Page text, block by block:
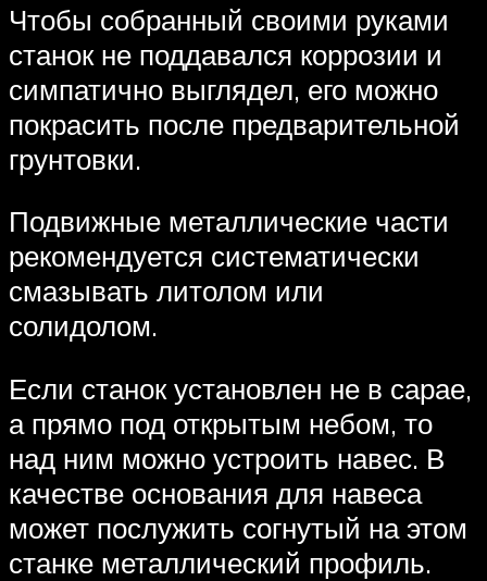
Чтобы собранный своими руками
станок не поддавался коррозии и
симпатично выглядел, его можно
покрасить после предварительной
грунтовки.
Подвижные металлические части
рекомендуется систематически
смазывать литолом или
солидолом.
Если станок установлен не в сарае,
а прямо под открытым небом, то
над ним можно устроить навес. В
качестве основания для навеса
может послужить согнутый на этом
станке металлический профиль.